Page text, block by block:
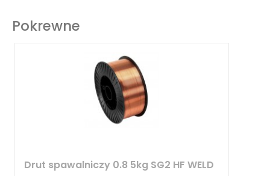
Pokrewne
Drut spawalniczy 0.8 5kg SG2 HF WELD